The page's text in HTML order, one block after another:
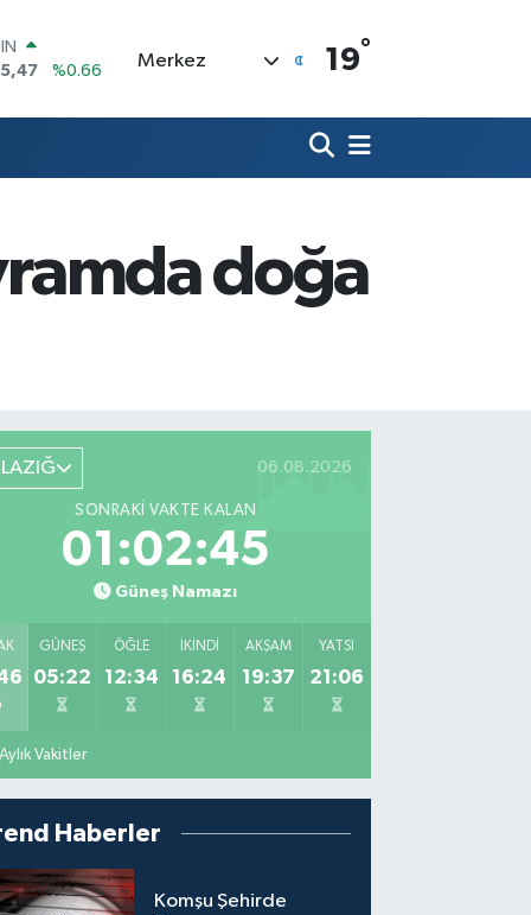
%0.05
%0.18
%0
Merkez 19°
doğa
06.08.2026
SONRAKI VAKTE KALAN
01:02:44
Güneş Namazı
GÜNEŞ
05:22
ÖĞLE
12:34
İKINDI
16:24
AKŞAM
19:37
YATSI
21:06
Aylık Vakitler
Haberler
Komşu Şehirde